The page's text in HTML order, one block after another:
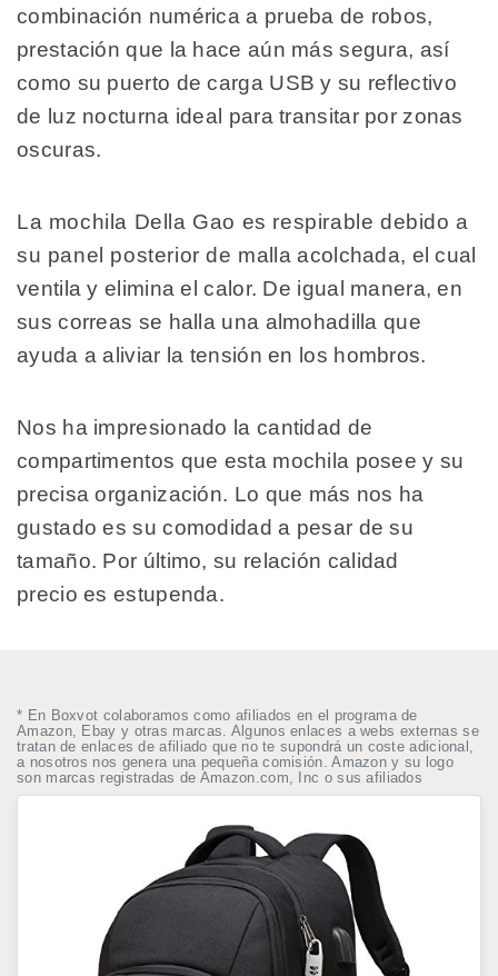
combinación numérica a prueba de robos,
prestación que la hace aún más segura, así
como su puerto de carga USB y su reflectivo
de luz nocturna ideal para transitar por zonas
oscuras.
La mochila Della Gao es respirable debido a
su panel posterior de malla acolchada, el cual
ventila y elimina el calor. De igual manera, en
sus correas se halla una almohadilla que
ayuda a aliviar la tensión en los hombros.
Nos ha impresionado la cantidad de
compartimentos que esta mochila posee y su
precisa organización. Lo que más nos ha
gustado es su comodidad a pesar de su
tamaño. Por último, su relación calidad
precio es estupenda.
* En Boxvot colaboramos como afiliados en el programa de
Amazon, Ebay y otras marcas. Algunos enlaces a webs externas se
tratan de enlaces de afiliado que no te supondrá un coste adicional,
a nosotros nos genera una pequeña comisión. Amazon y su logo
son marcas registradas de Amazon.com, Inc o sus afiliados